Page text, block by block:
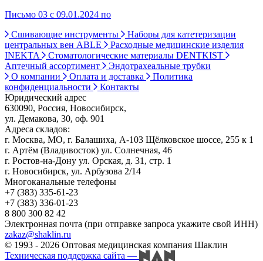
Письмо 03 с 09.01.2024 по
Сшивающие инструменты
Наборы для катетеризации
центральных вен ABLE
Расходные медицинские изделия
INEKTA
Стоматологические материалы DENTKIST
Аптечный ассортимент
Эндотрахеальные трубки
О компании
Оплата и доставка
Политика
конфиденциальности
Контакты
Юридический адрес
630090, Россия, Новосибирск,
ул. Демакова, 30, оф. 901
Адреса складов:
г. Москва, МО, г. Балашиха, А-103 Щёлковское шоссе, 255 к 1
г. Артём (Владивосток) ул. Солнечная, 46
г. Ростов-на-Дону ул. Орская, д. 31, стр. 1
г. Новосибирск, ул. Арбузова 2/14
Многоканальные телефоны
+7 (383) 335-61-23
+7 (383) 336-01-23
8 800 300 82 42
Электронная почта (при отправке запроса укажите свой ИНН)
zakaz@shaklin.ru
© 1993 - 2026 Оптовая медицинская компания Шаклин
Техническая поддержка сайта —